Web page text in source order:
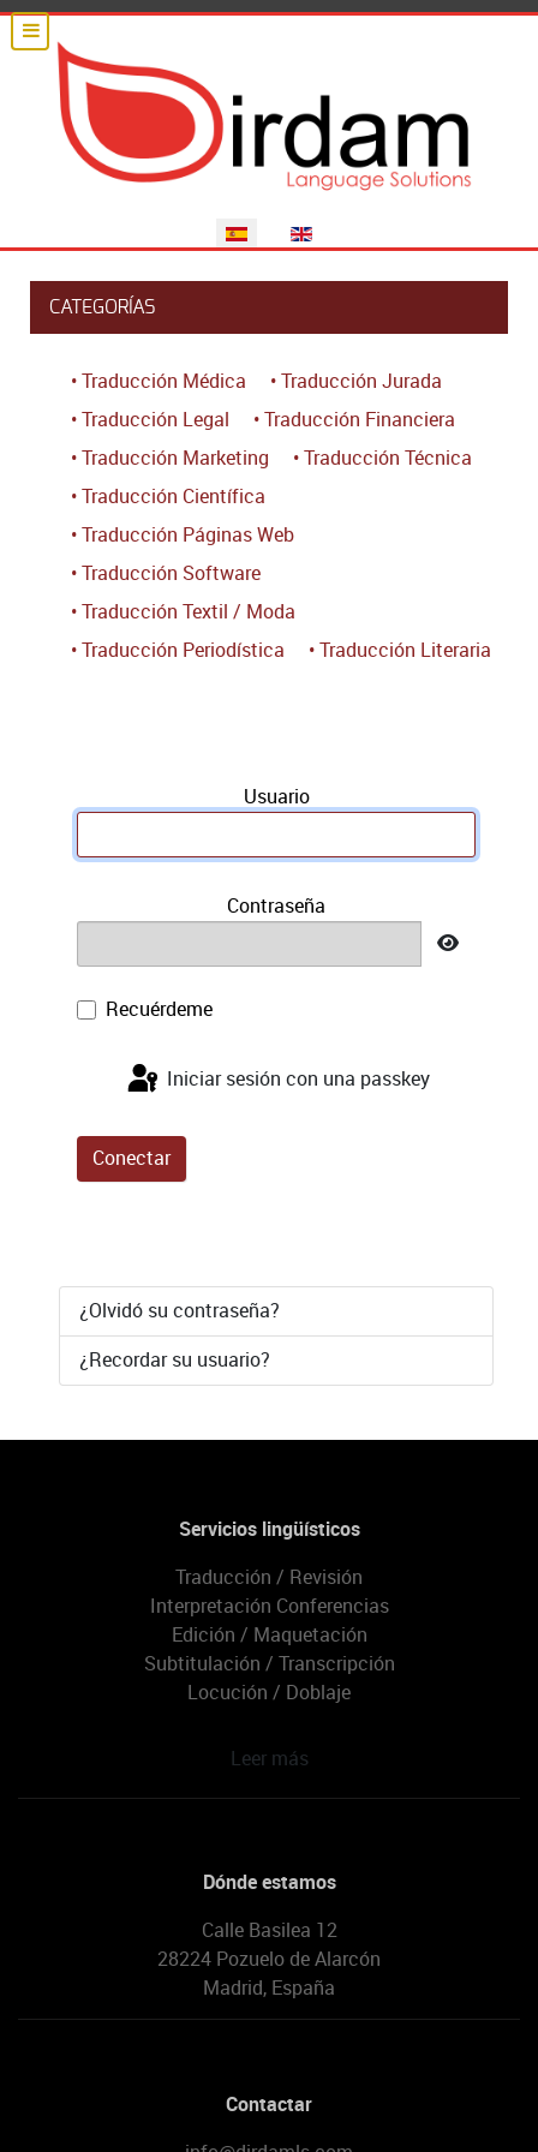
CATEGORÍAS
• Traducción Médica
• Traducción Jurada
• Traducción Legal
• Traducción Financiera
• Traducción Marketing
• Traducción Técnica
• Traducción Científica
• Traducción Páginas Web
• Traducción Software
• Traducción Textil / Moda
• Traducción Periodística
• Traducción Literaria
Usuario
Contraseña
Recuérdeme
Iniciar sesión con una passkey
Conectar
¿Olvidó su contraseña?
¿Recordar su usuario?
Servicios lingüísticos
Traducción / Revisión
Interpretación Conferencias
Edición / Maquetación
Subtitulación / Transcripción
Locución / Doblaje
Leer más
Dónde estamos
Calle Basilea 12
28224 Pozuelo de Alarcón
Madrid, España
Contactar